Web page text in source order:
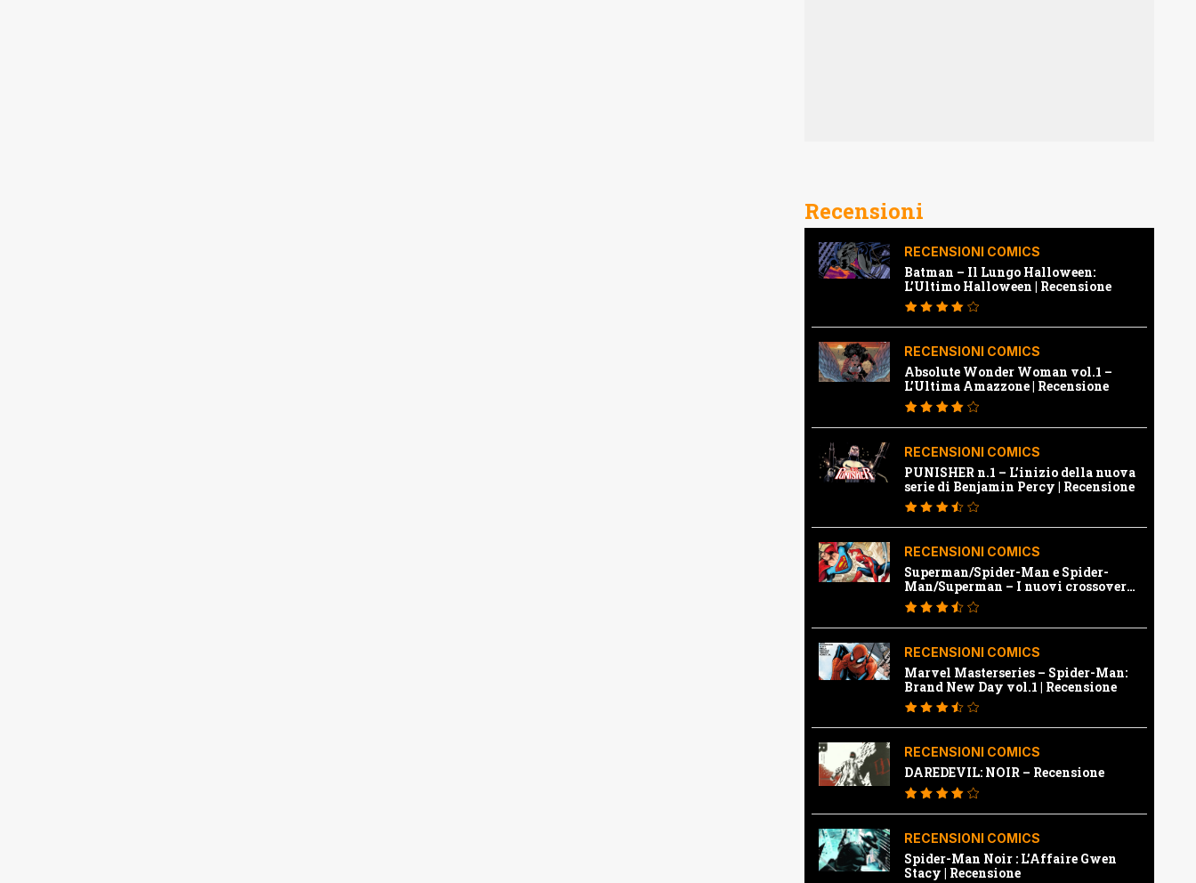
Recensioni
RECENSIONI COMICS
Batman – Il Lungo Halloween:
L’Ultimo Halloween | Recensione
RECENSIONI COMICS
Absolute Wonder Woman vol.1 –
L’Ultima Amazzone | Recensione
RECENSIONI COMICS
PUNISHER n.1 – L’inizio della nuova
serie di Benjamin Percy | Recensione
RECENSIONI COMICS
Superman/Spider-Man e Spider-
Man/Superman – I nuovi crossover
Marvel e Dc | Recensione
RECENSIONI COMICS
Marvel Masterseries – Spider-Man:
Brand New Day vol.1 | Recensione
RECENSIONI COMICS
DAREDEVIL: NOIR – Recensione
RECENSIONI COMICS
Spider-Man Noir : L’Affaire Gwen
Stacy | Recensione